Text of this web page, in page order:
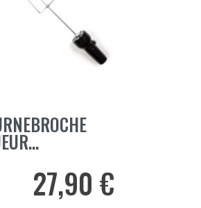
Prix
27,90 €